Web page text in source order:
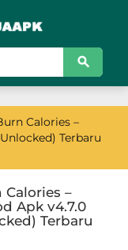
Calories –
Terbaru
–
Apk v4.7.0
Terbaru